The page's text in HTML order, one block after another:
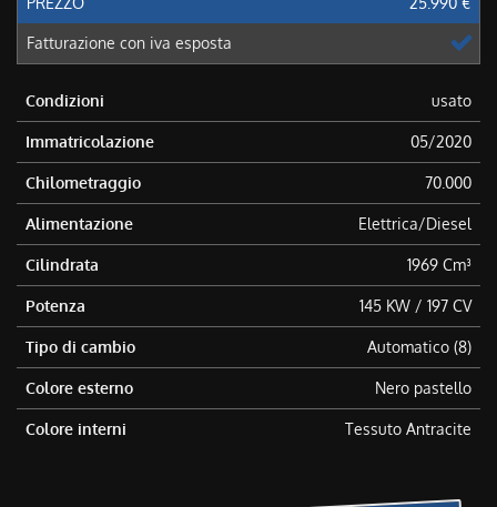
Fatturazione con iva esposta
Condizioni usato
Immatricolazione 05/2020
Chilometraggio 70.000
Alimentazione Elettrica/Diesel
Cilindrata 1969 Cm³
Potenza 145 KW / 197 CV
Tipo di cambio Automatico (8)
Colore esterno Nero pastello
Colore interni Tessuto Antracite